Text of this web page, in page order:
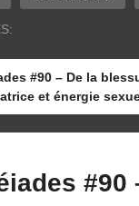
#90 – De la
et énergie
#90